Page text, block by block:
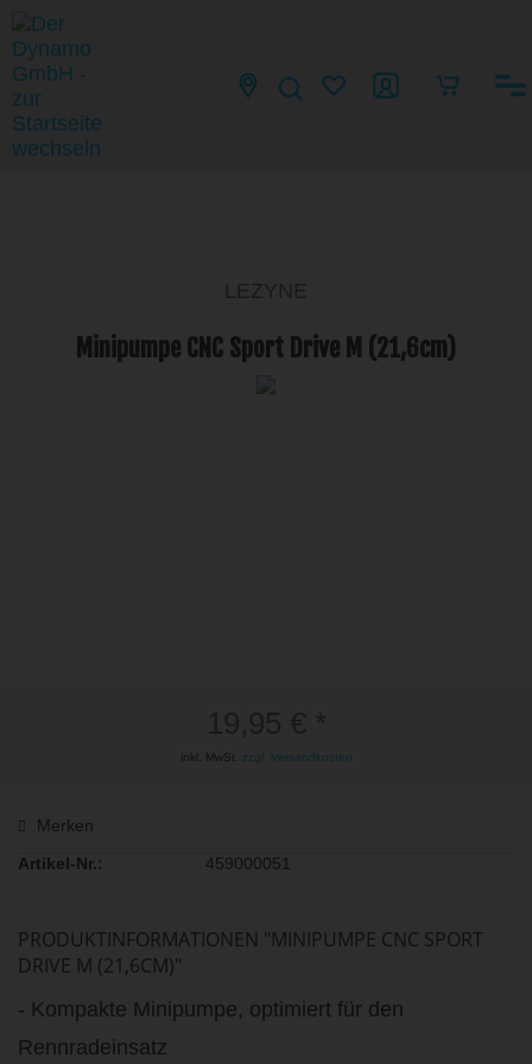
LEZYNE
Minipumpe CNC Sport Drive M (21,6cm)
inkl. MwSt. zzgl. Versandkosten
Merken
Artikel-Nr.:
459000051
PRODUKTINFORMATIONEN "MINIPUMPE CNC SPORT
DRIVE M (21,6CM)"
- Kompakte Minipumpe, optimiert für den
Rennradeinsatz